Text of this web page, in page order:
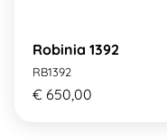
Robinia 1392
RB1392
€ 650,00